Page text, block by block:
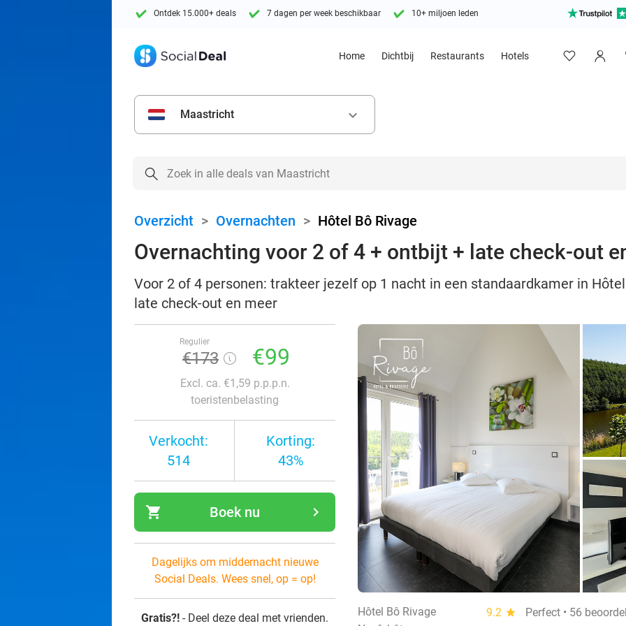
Ontdek 15.000+ deals 7 dagen per week beschikbaar 10+ miljoen leden
Home Dichtbij Restaurants Hotels
Maastricht keyboard_arrow_down
Overzicht > Overnachten > Hôtel Bô Rivage
Overnachting voor 2 of 4 + ontbijt + late check-out
Voor 2 of 4 personen: trakteer jezelf op 1 nacht in een standaardkamer in
late check-out en meer
Regulier
€173 €99
Excl. ca. €1,59 p.p.p.n.
toeristenbelasting
Verkocht:
514
Korting:
43%
shopping_cart navigate_next
Boek nu
Dagelijks om middernacht nieuwe
Social Deals. Wees snel, op = op!
Gratis?! - Deel deze deal met vrienden.
Hôtel Bô Rivage 9.2 star
Perfect • 56